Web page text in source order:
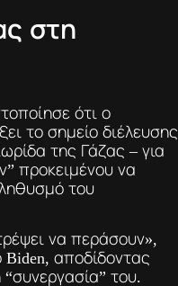
στη
ότι ο
το σημείο διέλευσης
της Γάζας – για
προκειμένου να
του
να περάσουν»,
Biden, αποδίδοντας
του.